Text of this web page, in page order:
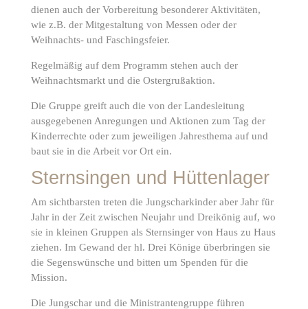
dienen auch der Vorbereitung besonderer Aktivitäten,
wie z.B. der Mitgestaltung von Messen oder der
Weihnachts- und Faschingsfeier.
Regelmäßig auf dem Programm stehen auch der
Weihnachtsmarkt und die Ostergrußaktion.
Die Gruppe greift auch die von der Landesleitung
ausgegebenen Anregungen und Aktionen zum Tag der
Kinderrechte oder zum jeweiligen Jahresthema auf und
baut sie in die Arbeit vor Ort ein.
Sternsingen und Hüttenlager
Am sichtbarsten treten die Jungscharkinder aber Jahr für
Jahr in der Zeit zwischen Neujahr und Dreikönig auf, wo
sie in kleinen Gruppen als Sternsinger von Haus zu Haus
ziehen. Im Gewand der hl. Drei Könige überbringen sie
die Segenswünsche und bitten um Spenden für die
Mission.
Die Jungschar und die Ministrantengruppe führen